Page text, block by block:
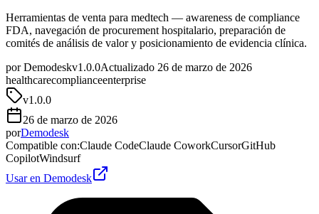
Herramientas de venta para medtech — awareness de compliance
FDA, navegación de procurement hospitalario, preparación de
comités de análisis de valor y posicionamiento de evidencia clínica.
por Demodeskv1.0.0Actualizado 26 de marzo de 2026
healthcarecomplianceenterprise
v1.0.0
26 de marzo de 2026
porDemodesk
Compatible con:Claude CodeClaude CoworkCursorGitHub
CopilotWindsurf
Usar en Demodesk